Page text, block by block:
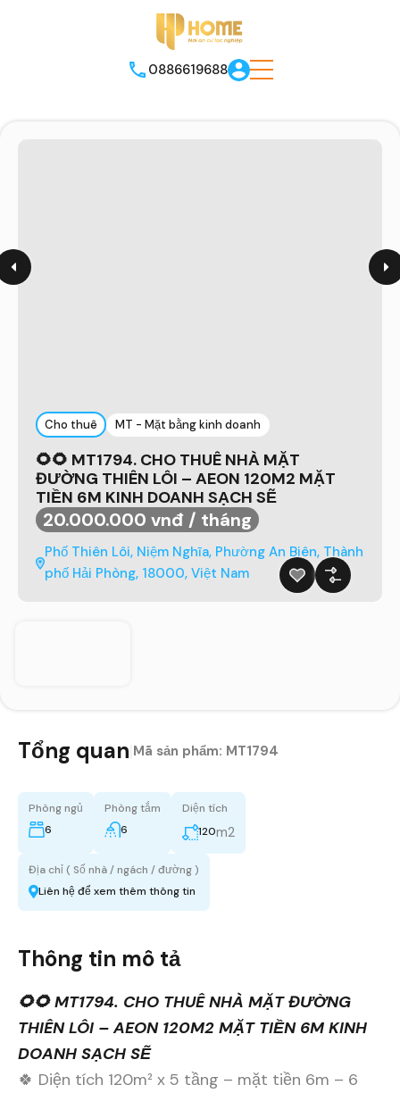
0886619688
Cho thuê MT - Mặt bằng kinh doanh
🌻🌻 MT1794. CHO THUÊ NHÀ MẶT
ĐƯỜNG THIÊN LÔI – AEON 120M2 MẶT
TIỀN 6M KINH DOANH SẠCH SẼ
20.000.000 vnđ / tháng
Phố Thiên Lôi, Niệm Nghĩa, Phường An Biên, Thành
phố Hải Phòng, 18000, Việt Nam
Tổng quan Mã sản phẩm: MT1794
Phòng ngủ
6
Phòng tắm
6
Diện tích
120m2
Địa chỉ ( Số nhà / ngách / đường )
Liên hệ để xem thêm thông tin
Thông tin mô tả
🌻🌻 MT1794. CHO THUÊ NHÀ MẶT ĐƯỜNG
THIÊN LÔI – AEON 120M2 MẶT TIỀN 6M KINH
DOANH SẠCH SẼ
🍀 Diện tích 120m² x 5 tầng – mặt tiền 6m – 6